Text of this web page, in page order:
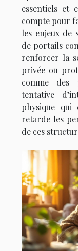
essentiels et
compte pour
les enjeux de
de portails
renforcer la
privée ou
comme des
tentative
physique qui
retarde les
de ces